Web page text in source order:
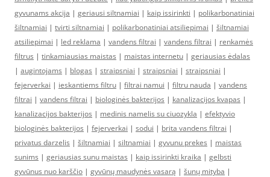
gyvunams akcija | geriausi siltnamiai | kaip issirinkti | polikarbonatiniai
šiltnamiai | tvirti siltnamiai | polikarbonatiniai atsiliepimai | šiltnamiai
atsiliepimai | led reklama | vandens filtrai | vandens filtrai | renkamės
filtrus | tinkamiausias maistas | maistas internetu | geriausias ėdalas
| augintojams | blogas | straipsniai | straipsniai | straipsniai |
fejerverkai | ieskantiems filtru | filtrai namui | filtru nauda | vandens
filtrai | vandens filtrai | biologinės bakterijos | kanalizacijos kvapas |
kanalizacijos bakterijos | medinis namelis su ciuozykla | efektyvio
biologinės bakterijos | fejerverkai | sodui | brita vandens filtrai |
privatus darzelis | šiltnamiai | siltnamiai | gyvunu prekes | maistas
sunims | geriausias sunu maistas | kaip issirinkti kraika | gelbsti
gyvūnus nuo karščio | gyvūnų maudynės vasarą | šunų mityba |